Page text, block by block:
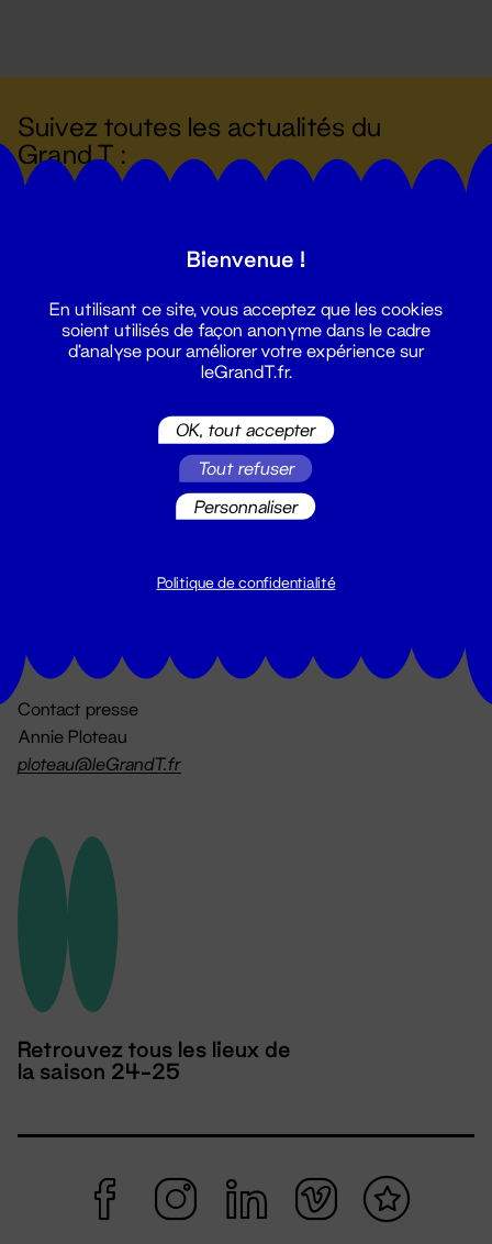
Suivez toutes les actualités du
Grand T :
billetterie@leGrandT.fr
Contact presse
Annie Ploteau
ploteau@leGrandT.fr
Retrouvez tous les lieux de
la saison 24-25
Bienvenue !
En utilisant ce site, vous acceptez que les cookies
soient utilisés de façon anonyme dans le cadre
d'analyse pour améliorer votre expérience sur
leGrandT.fr.
OK, tout accepter
Tout refuser
Personnaliser
Politique de confidentialité